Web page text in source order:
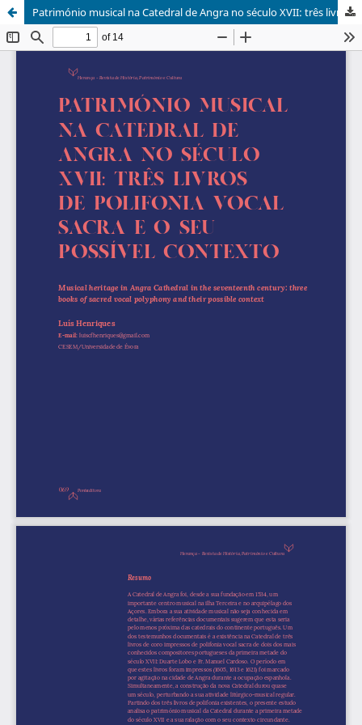
Património musical na Catedral de Angra no século XVII: três livros de polifonia vocal sacra e o seu possível contexto